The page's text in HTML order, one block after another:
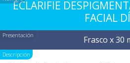
ÉCLARIFIE
FACIAL
Presentación Frasco x 30
Descripción